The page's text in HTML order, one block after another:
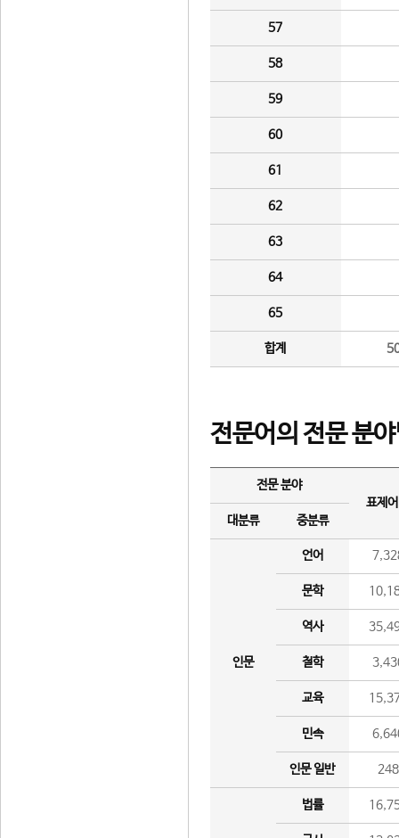
57
58
59
60
61
62
63
64
65
합계
전문어의 전문 분
전문 분야
표제
대분류
중분류
인문
언어
문학
역사
철학
교육
민속
인문 일반 248
법률